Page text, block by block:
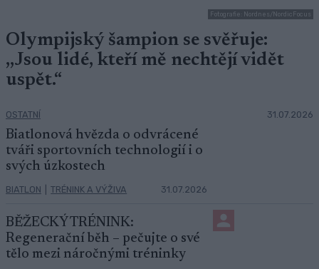
Fotografie: Nordnes/NordicFocus
Olympijský šampion se svěřuje:
,,Jsou lidé, kteří mě nechtějí vidět
uspět.“
OSTATNÍ 31.07.2026
Biatlonová hvězda o odvrácené
tváři sportovních technologií i o
svých úzkostech
BIATLON TRÉNINK A VÝŽIVA 31.07.2026
BĚŽECKÝ TRÉNINK:
Regenerační běh – pečujte o své
tělo mezi náročnými tréninky